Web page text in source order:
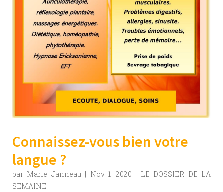
Connaissez-vous bien votre
langue ?
par Marie Janneau| Nov 1, 2020 | LE DOSSIER DE LA
SEMAINE